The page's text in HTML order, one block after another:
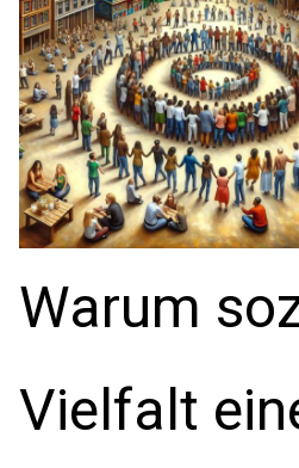
Warum
Vielfalt